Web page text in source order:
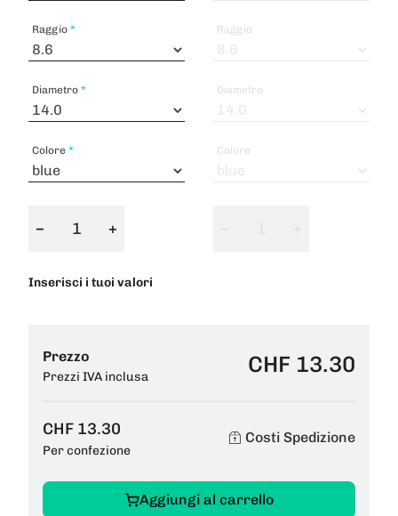
Raggio
Diametro
Colore
− +
Inserisci i tuoi valori
Raggio
Diametro
Colore
Prezzo
Prezzi IVA inclusa CHF 13.30
CHF 13.30
Per confezione
Costi Spedizione
Aggiungi al carrello